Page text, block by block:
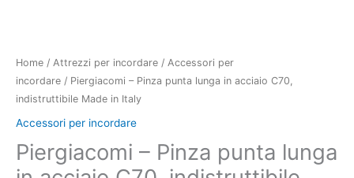
Home / Attrezzi per incordare / Accessori per
incordare / Piergiacomi – Pinza punta lunga in acciaio C70,
indistruttibile Made in Italy
Accessori per incordare
Piergiacomi – Pinza punta lunga